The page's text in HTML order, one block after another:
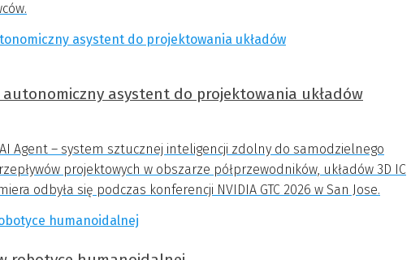
autonomiczny asystent do projektowania układów
Agent – system sztucznej inteligencji zdolny do samodzielnego
projektowych w obszarze półprzewodników, układów 3D IC
odbyła się podczas konferencji NVIDIA GTC 2026 w San Jose.